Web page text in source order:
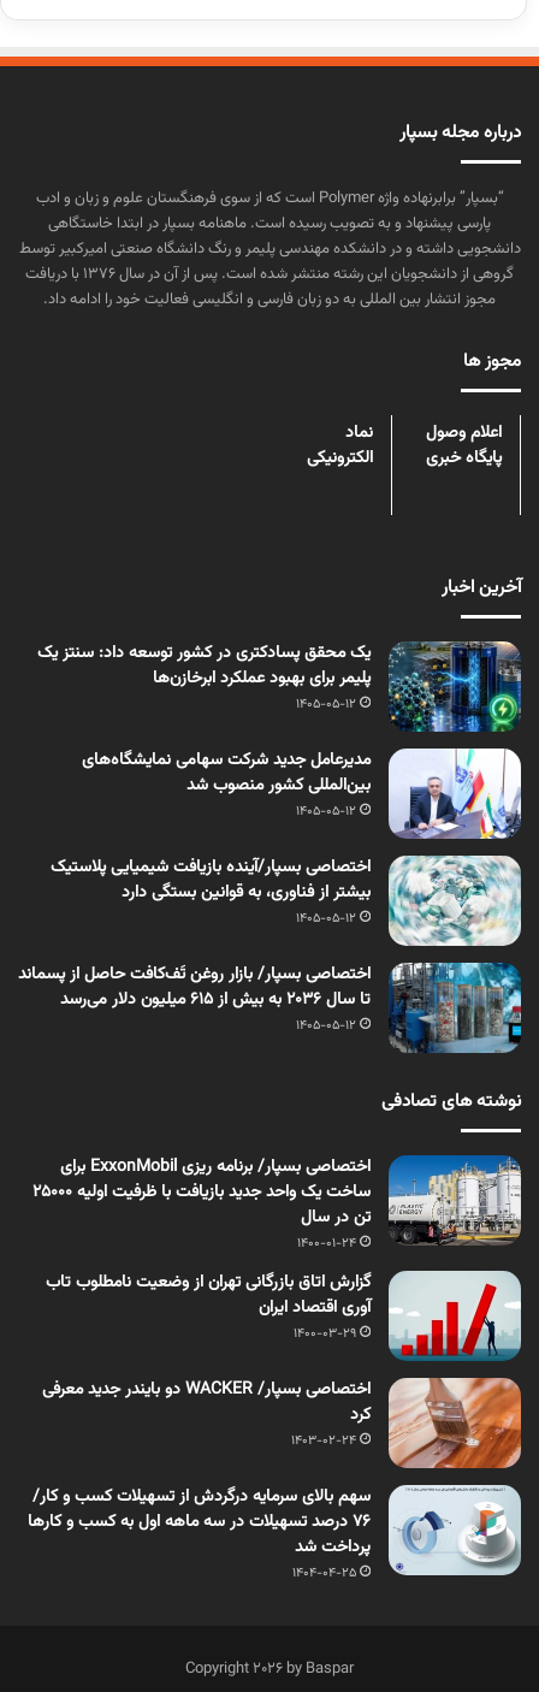
درباره مجله بسپار
“بسپار” برابرنهاده واژه Polymer است که از سوی فرهنگستان علوم و زبان و ادب
پارسی پیشنهاد و به تصویب رسیده است. ماهنامه بسپار در ابتدا خاستگاهی
دانشجویی داشته و در دانشکده مهندسی پلیمر و رنگ دانشگاه صنعتی امیرکبیر توسط
گروهی از دانشجویان این رشته منتشر شده است. پس از آن در سال ۱۳۷۶ با دریافت
مجوز انتشار بین المللی به دو زبان فارسی و انگلیسی فعالیت خود را ادامه داد.
مجوز ها
اعلام وصول
پایگاه خبری
نماد
الکترونیکی
آخرین اخبار
یک محقق پسادکتری در کشور توسعه داد: سنتز یک
پلیمر برای بهبود عملکرد ابرخازن‌ها
1405-05-12
مدیرعامل جدید شرکت سهامی نمایشگاه‌های
بین‌المللی کشور منصوب شد
1405-05-12
اختصاصی بسپار/آینده بازیافت شیمیایی پلاستیک
بیشتر از فناوری، به قوانین بستگی دارد
1405-05-12
اختصاصی بسپار/ بازار روغن تَف‌کافت حاصل از پسماند
تا سال ۲۰۳۶ به بیش از ۶۱۵ میلیون دلار می‌رسد
1405-05-12
نوشته های تصادفی
اختصاصی بسپار/ برنامه ریزی ExxonMobil برای
ساخت یک واحد جدید بازیافت با ظرفیت اولیه 25000
تن در سال
1400-01-24
گزارش اتاق بازرگانی تهران از وضعیت نامطلوب تاب
آوری اقتصاد ایران
1400-03-29
اختصاصی بسپار/ WACKER دو بایندر جدید معرفی
کرد
1403-02-24
سهم بالای سرمایه درگردش از تسهیلات کسب و کار/
76 درصد تسهیلات در سه ماهه اول به کسب و کارها
پرداخت شد
1404-04-25
Copyright 2026 by Baspar